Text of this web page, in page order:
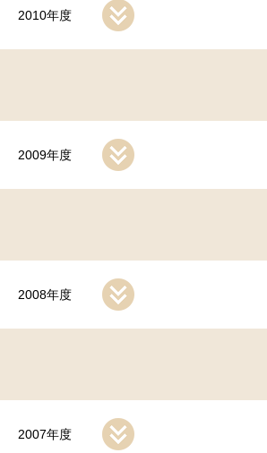
2010年度
2009年度
2008年度
2007年度